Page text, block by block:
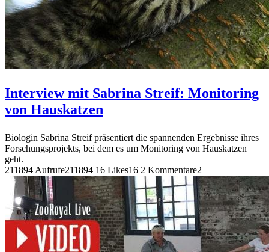
Interview mit Sabrina Streif: Monitoring
von Hauskatzen
Biologin Sabrina Streif präsentiert die spannenden Ergebnisse ihres
Forschungsprojekts, bei dem es um Monitoring von Hauskatzen
geht.
211894 Aufrufe211894 16 Likes16 2 Kommentare2